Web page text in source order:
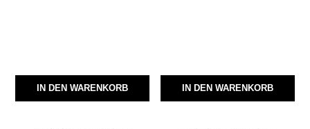
IN DEN WARENKORB IN DEN WARENKORB